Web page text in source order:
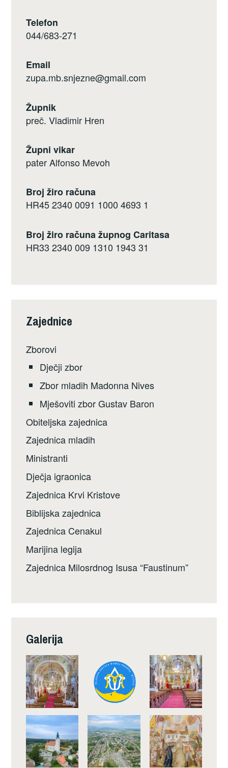
Telefon
044/683-271
Email
zupa.mb.snjezne@gmail.com
Župnik
preč. Vladimir Hren
Župni vikar
pater Alfonso Mevoh
Broj žiro računa
HR45 2340 0091 1000 4693 1
Broj žiro računa župnog Caritasa
HR33 2340 009 1310 1943 31
Zajednice
Zborovi
Dječji zbor
Zbor mladih Madonna Nives
Mješoviti zbor Gustav Baron
Obiteljska zajednica
Zajednica mladih
Ministranti
Dječja igraonica
Zajednica Krvi Kristove
Biblijska zajednica
Zajednica Cenakul
Marijina legija
Zajednica Milosrdnog Isusa “Faustinum”
Galerija